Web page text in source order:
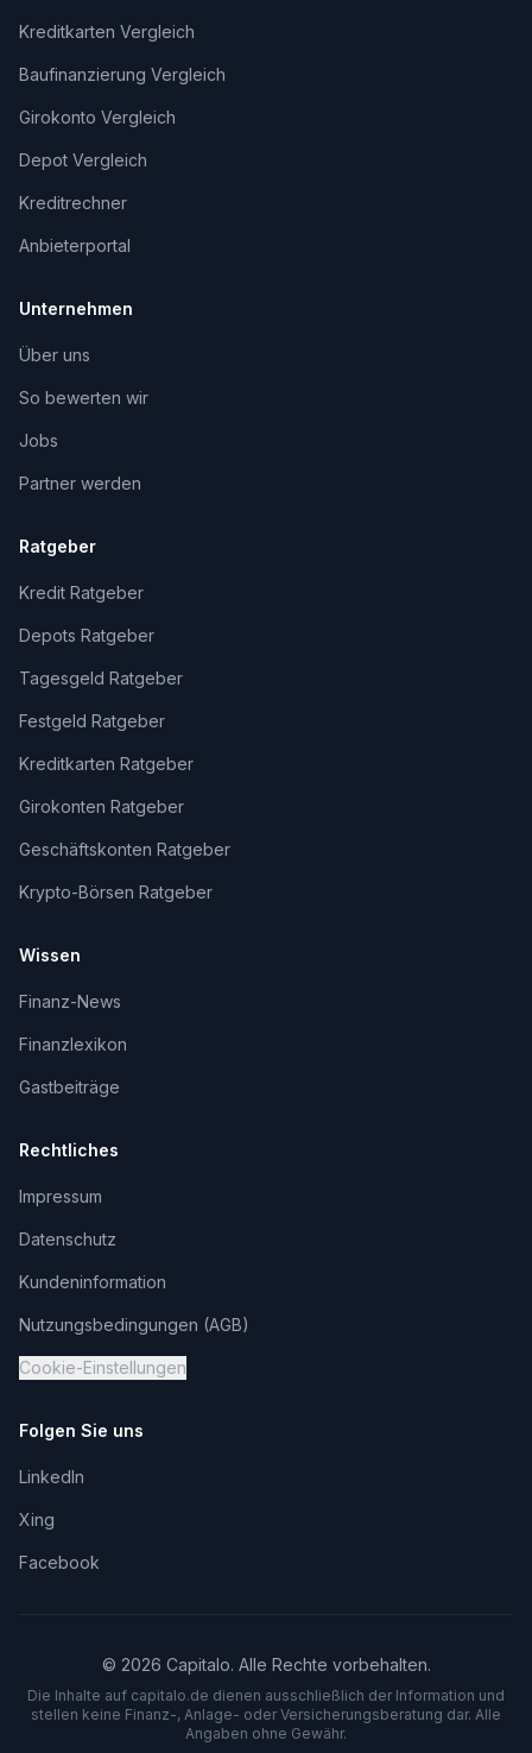
Kreditkarten Vergleich
Baufinanzierung Vergleich
Girokonto Vergleich
Depot Vergleich
Kreditrechner
Anbieterportal
Unternehmen
Über uns
So bewerten wir
Jobs
Partner werden
Ratgeber
Kredit Ratgeber
Depots Ratgeber
Tagesgeld Ratgeber
Festgeld Ratgeber
Kreditkarten Ratgeber
Girokonten Ratgeber
Geschäftskonten Ratgeber
Krypto-Börsen Ratgeber
Wissen
Finanz-News
Finanzlexikon
Gastbeiträge
Rechtliches
Impressum
Datenschutz
Kundeninformation
Nutzungsbedingungen (AGB)
Cookie-Einstellungen
Folgen Sie uns
LinkedIn
Xing
Facebook
© 2026 Capitalo. Alle Rechte vorbehalten.
Die Inhalte auf capitalo.de dienen ausschließlich der Information und
stellen keine Finanz-, Anlage- oder Versicherungsberatung dar. Alle
Angaben ohne Gewähr.